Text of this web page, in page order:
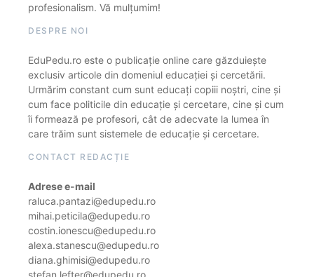
profesionalism. Vă mulțumim!
DESPRE NOI
EduPedu.ro este o publicație online care găzduiește
exclusiv articole din domeniul educației și cercetării.
Urmărim constant cum sunt educați copiii noștri, cine și
cum face politicile din educație și cercetare, cine și cum
îi formează pe profesori, cât de adecvate la lumea în
care trăim sunt sistemele de educație și cercetare.
CONTACT REDACȚIE
Adrese e-mail
raluca.pantazi@edupedu.ro
mihai.peticila@edupedu.ro
costin.ionescu@edupedu.ro
alexa.stanescu@edupedu.ro
diana.ghimisi@edupedu.ro
stefan.lefter@edupedu.ro